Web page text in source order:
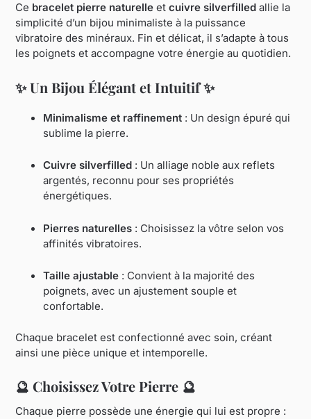
Ce bracelet pierre naturelle etcuivre silverfilled allie la
simplicité d’un bijou minimaliste à la puissance
vibratoire des minéraux. Fin et délicat, il s’adapte à tous
les poignets et accompagne votre énergie au quotidien.
✨Un Bijou Élégant et Intuitif✨
Minimalisme et raffinement : Un design épuré qui
sublime la pierre.
Cuivre silverfilled : Un alliage noble aux reflets
argentés, reconnu pour ses propriétés
énergétiques.
Pierres naturelles : Choisissez la vôtre selon vos
affinités vibratoires.
Taille ajustable : Convient à la majorité des
poignets, avec un ajustement souple et
confortable.
Chaque bracelet est confectionné avec soin, créant
ainsi une pièce unique et intemporelle.
🔮 Choisissez Votre Pierre 🔮
Chaque pierre possède une énergie qui lui est propre :